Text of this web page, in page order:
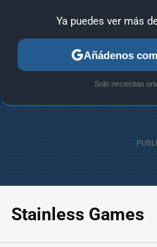
ANÁLISIS GUÍAS Y
Stainless Games
Ya puedes ver más
Añádenos
Solo necesitas